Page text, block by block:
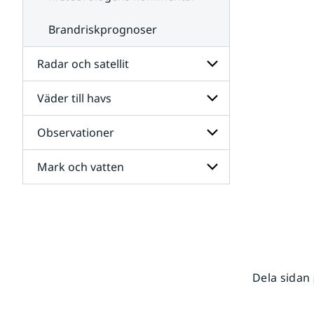
Brandriskprognoser
Radar och satellit
Undersidor
för
Radar
och
satellit
Väder till havs
Undersidor
för
Väder
till
havs
Observationer
Undersidor
för
Mark och vatten
Dela sidan